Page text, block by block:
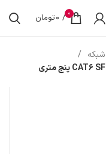
0
/
0تومان